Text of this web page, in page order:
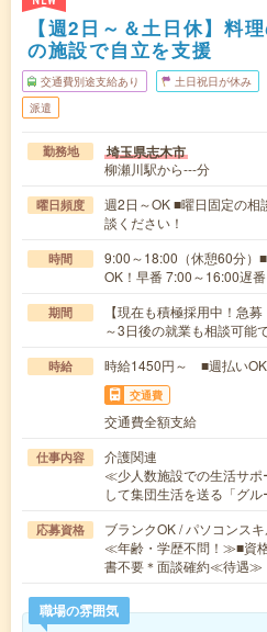
【週2日～＆土日休】料
の施設で自立を支援
交通費別途支給あり 土日祝日が休み
派遣
勤務地 埼玉県志木市
柳瀬川駅から---分
曜日頻度
週2日～OK ■曜日固定の相
談ください！
時間
9:00～18:00（休憩60分）
OK！早番 7:00～16:00遅
期間
【現在も積極採用中！急
～3日後の就業も相談可能
時給 時給1450円～ ■週払いOK
交通費
交通費全額支給
仕事内容
介護関連
≪少人数施設での生活サ
して集団生活を送る「グ
応募資格
ブランクOK / パソコンス
≪年齢・学歴不問！≫■資
書不要＊面談確約≪待遇≫
職場の雰囲気